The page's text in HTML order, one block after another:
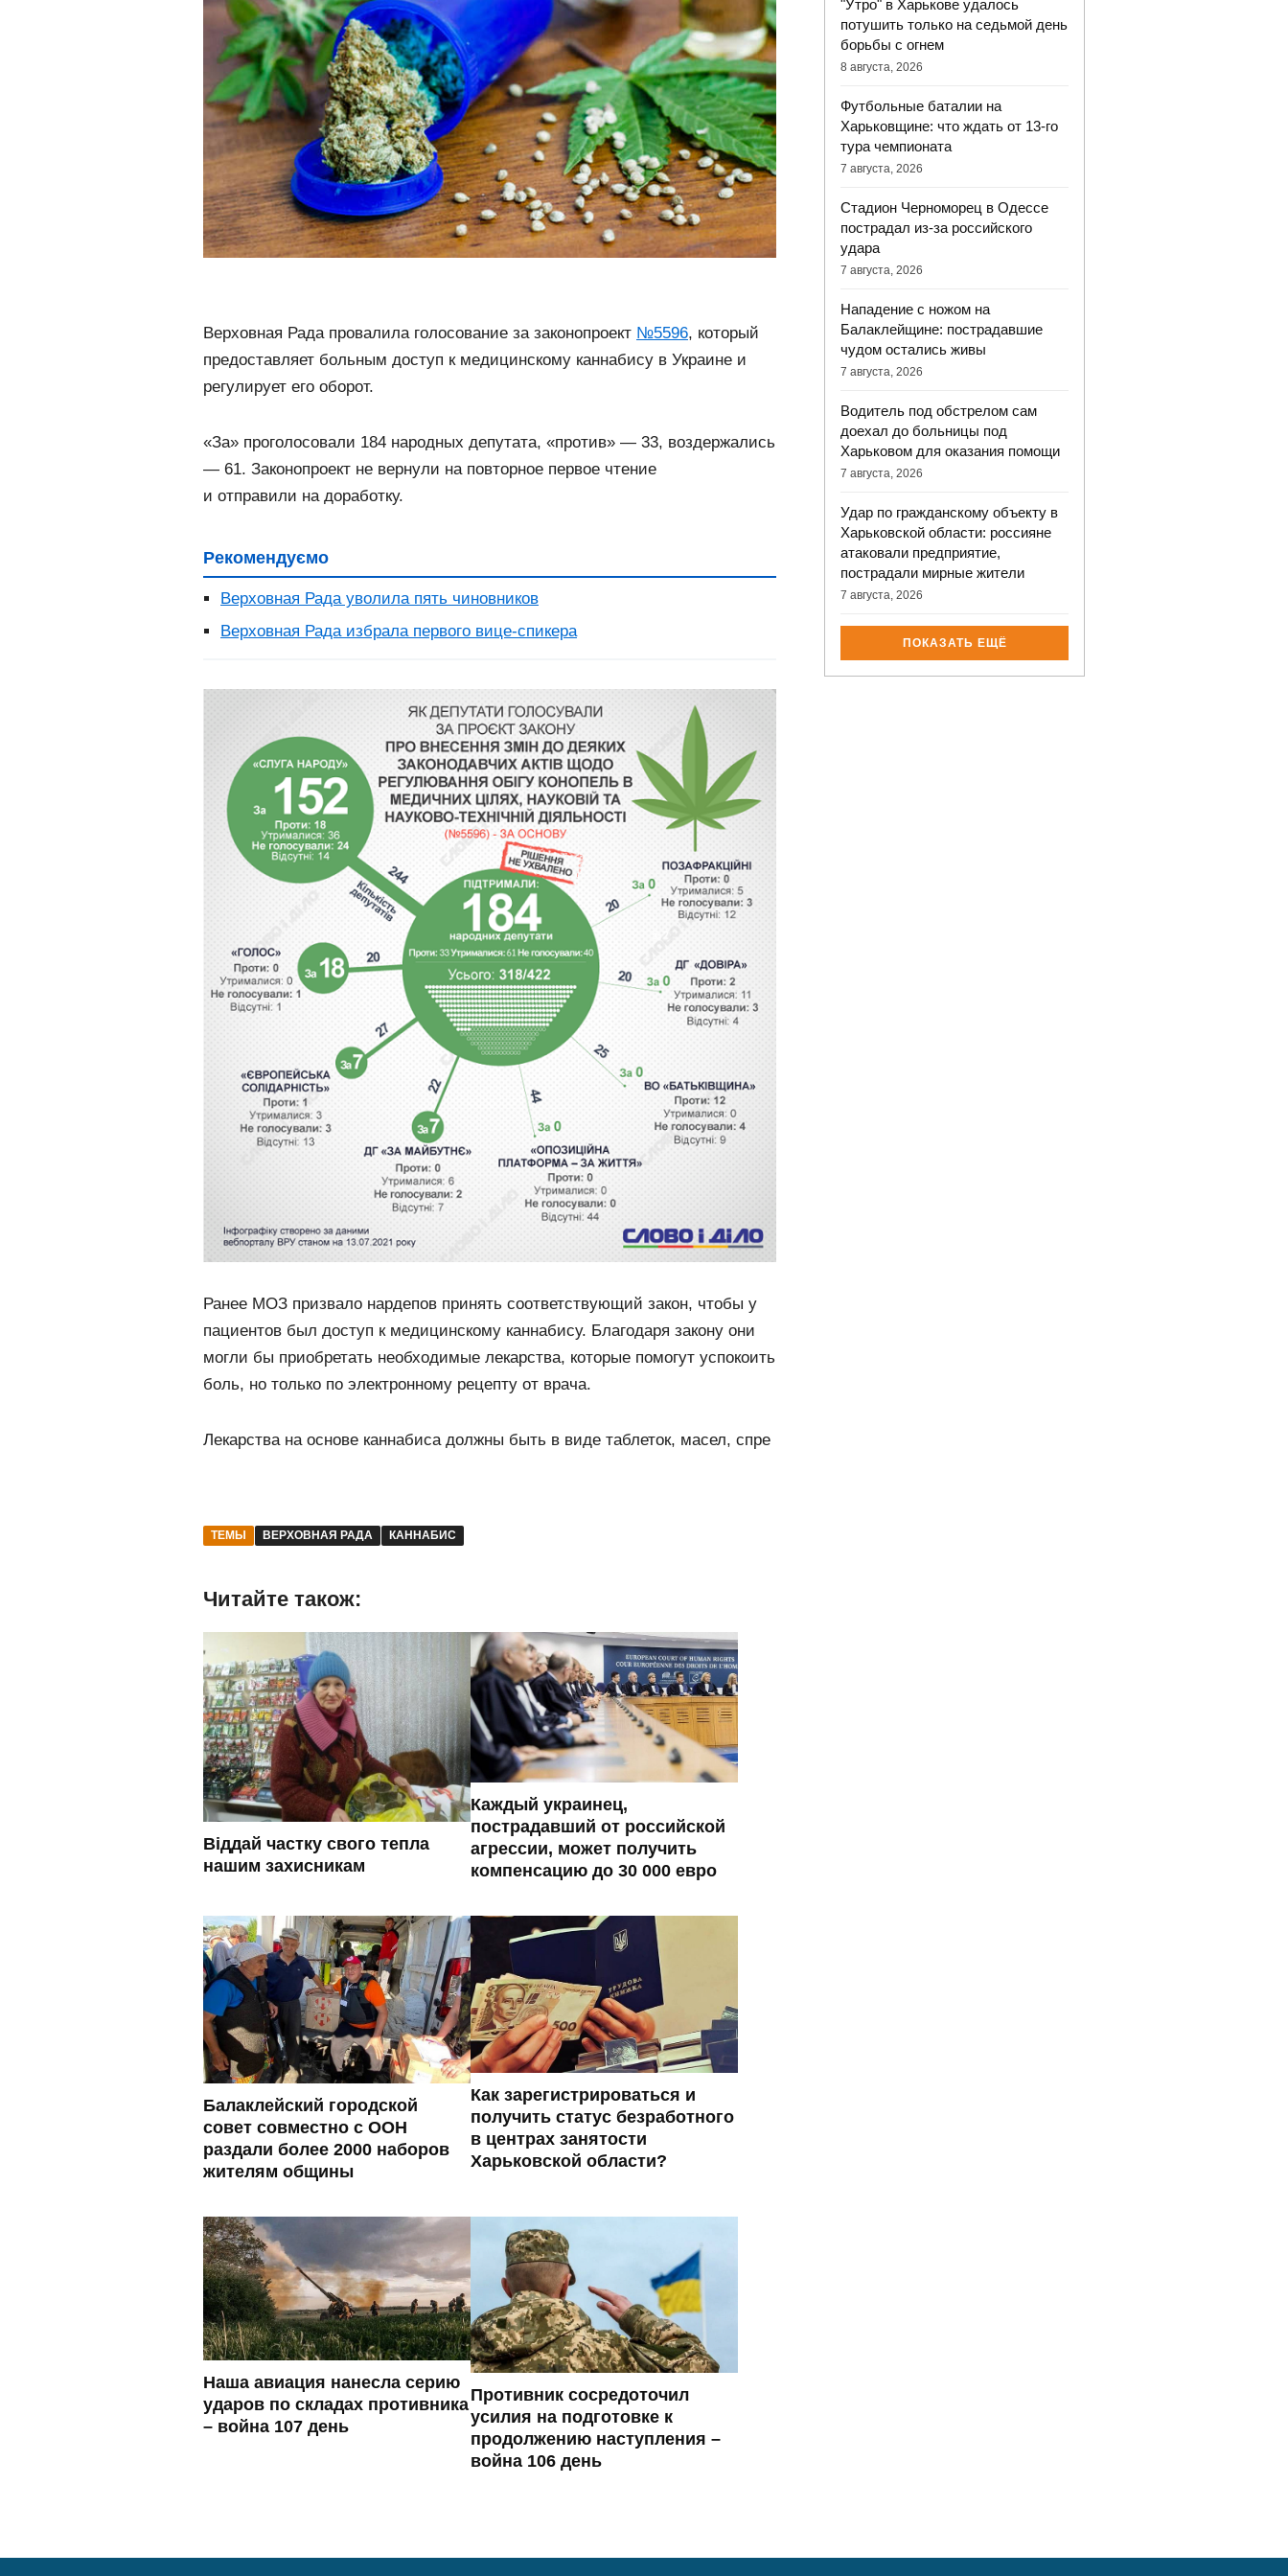
Верховная Рада провалила голосование за законопроект №5596, который
предоставляет больным доступ к медицинскому каннабису в Украине и
регулирует его оборот.
«За» проголосовали 184 народных депутата, «против» — 33, воздержались
— 61. Законопроект не вернули на повторное первое чтение
и отправили на доработку.
Рекомендуємо
Верховная Рада уволила пять чиновников
Верховная Рада избрала первого вице-спикера
Ранее МОЗ призвало нардепов принять соответствующий закон, чтобы у
пациентов был доступ к медицинскому каннабису. Благодаря закону они
могли бы приобретать необходимые лекарства, которые помогут успокоить
боль, но только по электронному рецепту от врача.
Лекарства на основе каннабиса должны быть в виде таблеток, масел, спре
ТЕМЫ ВЕРХОВНАЯ РАДА КАННАБИС
Читайте також:
Віддай частку свого тепла
нашим захисникам
Каждый украинец,
пострадавший от российской
агрессии, может получить
компенсацию до 30 000 евро
Балаклейский городской
совет совместно с ООН
раздали более 2000 наборов
жителям общины
Как зарегистрироваться и
получить статус безработного
в центрах занятости
Харьковской области?
Наша авиация нанесла серию
ударов по складах противника
– война 107 день
Противник сосредоточил
усилия на подготовке к
продолжению наступления –
война 106 день
"Утро" в Харькове удалось
потушить только на седьмой день
борьбы с огнем
8 августа, 2026
Футбольные баталии на
Харьковщине: что ждать от 13-го
тура чемпионата
7 августа, 2026
Стадион Черноморец в Одессе
пострадал из-за российского
удара
7 августа, 2026
Нападение с ножом на
Балаклейщине: пострадавшие
чудом остались живы
7 августа, 2026
Водитель под обстрелом сам
доехал до больницы под
Харьковом для оказания помощи
7 августа, 2026
Удар по гражданскому объекту в
Харьковской области: россияне
атаковали предприятие,
пострадали мирные жители
7 августа, 2026
ПОКАЗАТЬ ЕЩЁ